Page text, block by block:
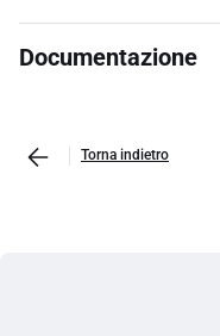
Documentazione
Torna indietro